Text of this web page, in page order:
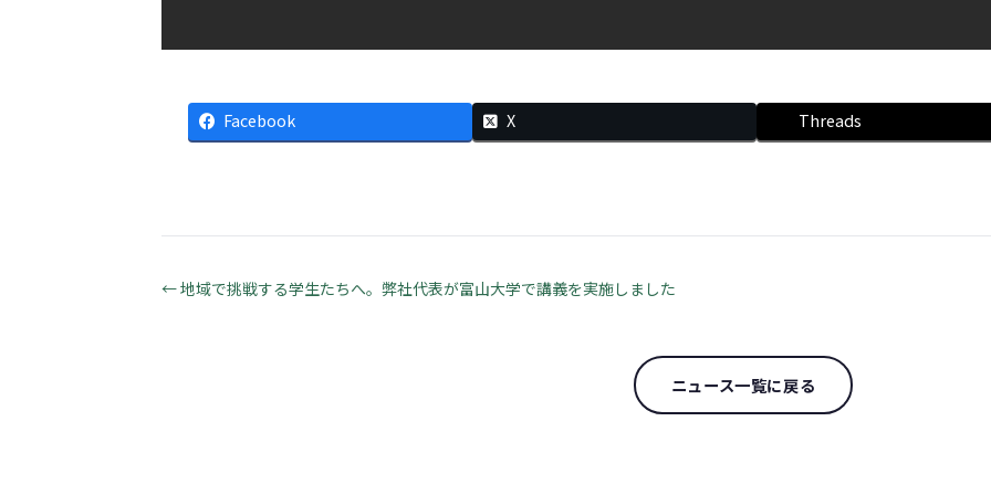
Facebook X Threads
← 地域で挑戦する学生たちへ。弊社代表が富山大学で講義を実施しました
ニュース一覧に戻る